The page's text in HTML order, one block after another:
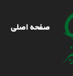
صفحه اصلی